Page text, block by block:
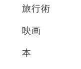
旅行術
映画
本